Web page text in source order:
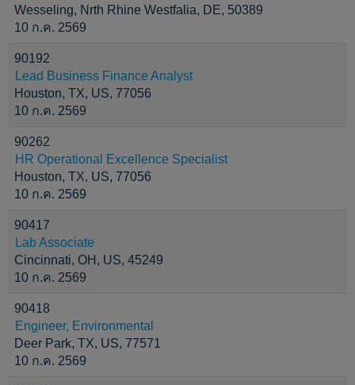
Wesseling, Nrth Rhine Westfalia, DE, 50389
10 ก.ค. 2569
90192
Lead Business Finance Analyst
Houston, TX, US, 77056
10 ก.ค. 2569
90262
HR Operational Excellence Specialist
Houston, TX, US, 77056
10 ก.ค. 2569
90417
Lab Associate
Cincinnati, OH, US, 45249
10 ก.ค. 2569
90418
Engineer, Environmental
Deer Park, TX, US, 77571
10 ก.ค. 2569